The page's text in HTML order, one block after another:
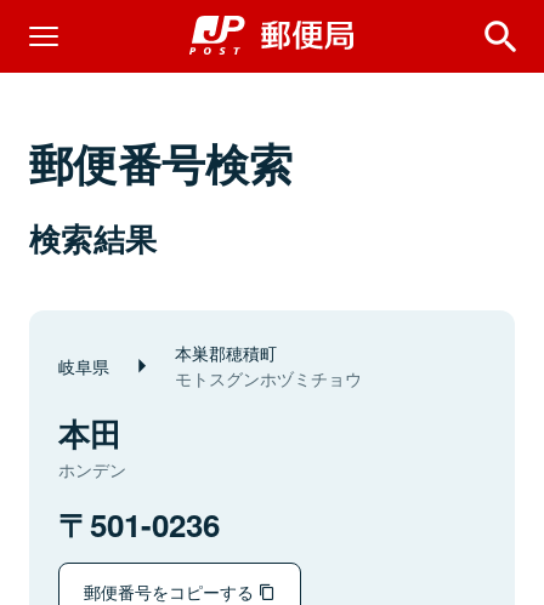
郵便番号検索
検索結果
岐阜県 本巣郡穂積町
モトスグンホヅミチョウ
本田
ホンデン
501-0236
郵便番号をコピーする